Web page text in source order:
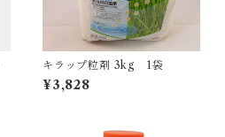
キラップ粒剤 3kg 1袋
¥3,828